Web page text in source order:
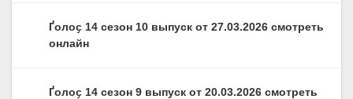
Ґолоҫ 14 сезон 10 выпуск от 27.03.2026 смотреть
онлайн
Ґолоҫ 14 сезон 9 выпуск от 20.03.2026 смотреть